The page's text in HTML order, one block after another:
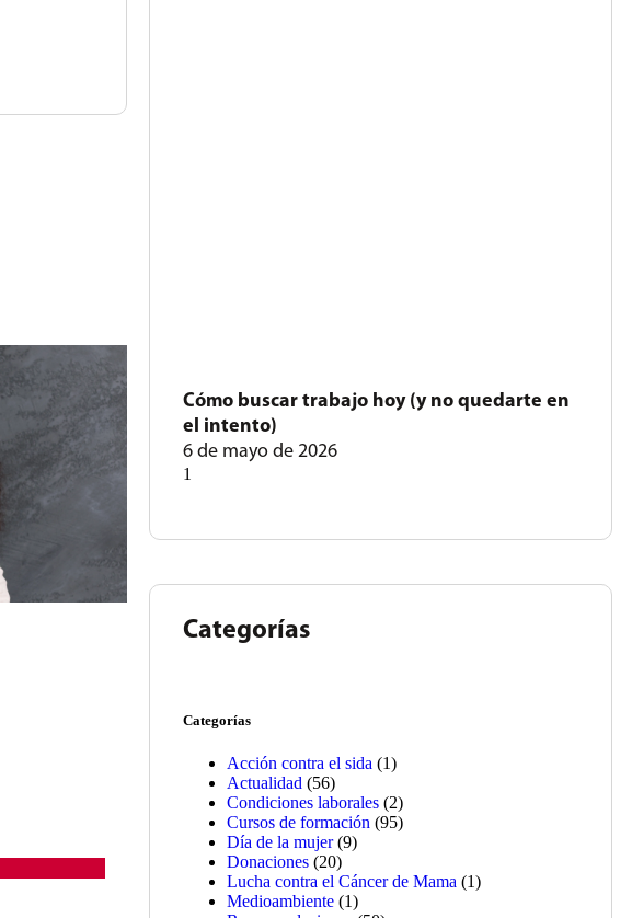
Cómo buscar trabajo hoy (y no quedarte en
el intento)
6 de mayo de 2026
Categorías
Categorías
Acción contra el sida (1)
Actualidad (56)
Condiciones laborales (2)
Cursos de formación (95)
Día de la mujer(9)
Donaciones (20)
Lucha contra el Cáncer de Mama (1)
Medioambiente (1)